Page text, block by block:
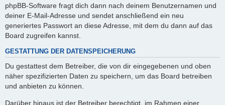
phpBB-Software fragt dich dann nach deinem Benutzernamen und
deiner E-Mail-Adresse und sendet anschließend ein neu
generiertes Passwort an diese Adresse, mit dem du dann auf das
Board zugreifen kannst.
GESTATTUNG DER DATENSPEICHERUNG
Du gestattest dem Betreiber, die von dir eingegebenen und oben
näher spezifizierten Daten zu speichern, um das Board betreiben
und anbieten zu können.
Darüber hinaus ist der Betreiber berechtigt, im Rahmen einer